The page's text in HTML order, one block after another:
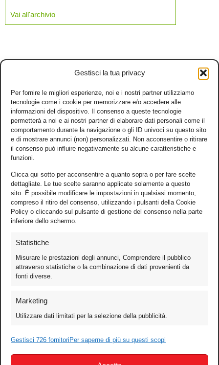
Gestisci la tua privacy
Per fornire le migliori esperienze, noi e i nostri partner utilizziamo
tecnologie come i cookie per memorizzare e/o accedere alle
informazioni del dispositivo. Il consenso a queste tecnologie
permetterà a noi e ai nostri partner di elaborare dati personali come il
comportamento durante la navigazione o gli ID univoci su questo sito
e di mostrare annunci (non) personalizzati. Non acconsentire o ritirare
il consenso può influire negativamente su alcune caratteristiche e
funzioni.
Clicca qui sotto per acconsentire a quanto sopra o per fare scelte
dettagliate. Le tue scelte saranno applicate solamente a questo
sito. È possibile modificare le impostazioni in qualsiasi momento,
compreso il ritiro del consenso, utilizzando i pulsanti della Cookie
Policy o cliccando sul pulsante di gestione del consenso nella parte
inferiore dello schermo.
Statistiche
Misurare le prestazioni degli annunci, Comprendere il pubblico
attraverso statistiche o la combinazione di dati provenienti da
fonti diverse.
Marketing
Utilizzare dati limitati per la selezione della pubblicità.
Gestisci 726 fornitori Per saperne di più su questi scopi
Vai all'archivio
Games
Test